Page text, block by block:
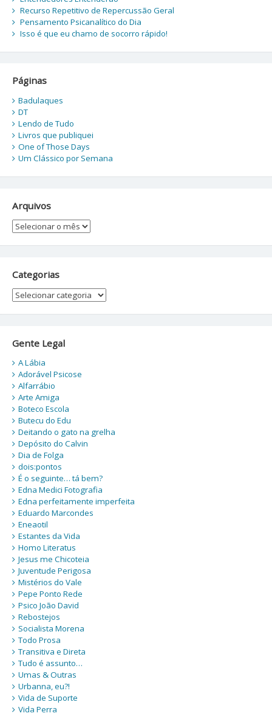
Recurso Repetitivo de Repercussão Geral
Pensamento Psicanalítico do Dia
Isso é que eu chamo de socorro rápido!
Páginas
Badulaques
DT
Lendo de Tudo
Livros que publiquei
One of Those Days
Um Clássico por Semana
Arquivos
Arquivos
Categorias
Categorias
Gente Legal
A Lábia
Adorável Psicose
Alfarrábio
Arte Amiga
Boteco Escola
Butecu do Edu
Deitando o gato na grelha
Depósito do Calvin
Dia de Folga
dois:pontos
É o seguinte… tá bem?
Edna Medici Fotografia
Edna perfeitamente imperfeita
Eduardo Marcondes
Eneaotil
Estantes da Vida
Homo Literatus
Jesus me Chicoteia
Juventude Perigosa
Mistérios do Vale
Pepe Ponto Rede
Psico João David
Rebostejos
Socialista Morena
Todo Prosa
Transitiva e Direta
Tudo é assunto…
Umas & Outras
Urbanna, eu?!
Vida de Suporte
Vida Perra